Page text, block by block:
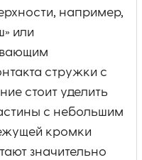
например,
или
стружки с
стоит уделить
с небольшим
кромки
значительно